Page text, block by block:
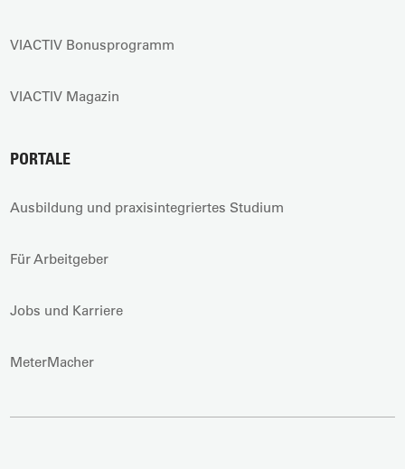
VIACTIV Bonusprogramm
VIACTIV Magazin
PORTALE
Ausbildung und praxisintegriertes Studium
Für Arbeitgeber
Jobs und Karriere
MeterMacher